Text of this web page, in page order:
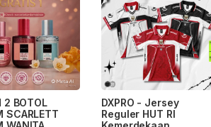
2 BOTOL
SCARLETT
DXPRO - Jersey
Reguler HUT RI